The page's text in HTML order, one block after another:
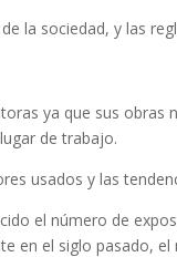
la sociedad, y las
ya que sus obras
de trabajo.
usados y las
el número de
en el siglo pasado,